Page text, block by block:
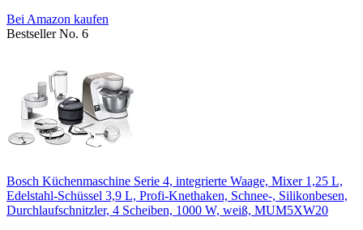
Bei Amazon kaufen
Bestseller No. 6
Bosch Küchenmaschine Serie 4, integrierte Waage, Mixer 1,25 L,
Edelstahl-Schüssel 3,9 L, Profi-Knethaken, Schnee-, Silikonbesen,
Durchlaufschnitzler, 4 Scheiben, 1000 W, weiß, MUM5XW20